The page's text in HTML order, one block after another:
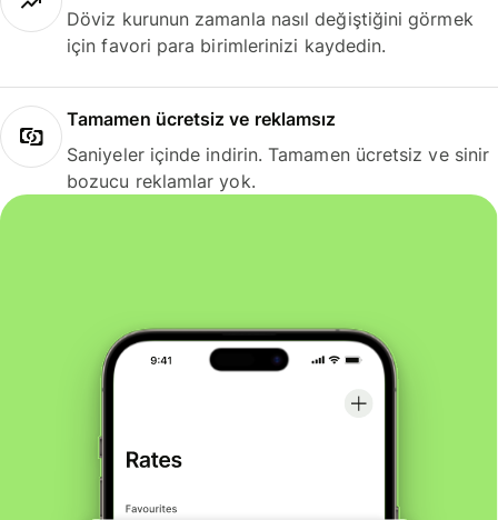
Döviz kurunun zamanla nasıl değiştiğini görmek
için favori para birimlerinizi kaydedin.
Tamamen ücretsiz ve reklamsız
Saniyeler içinde indirin. Tamamen ücretsiz ve sinir
bozucu reklamlar yok.